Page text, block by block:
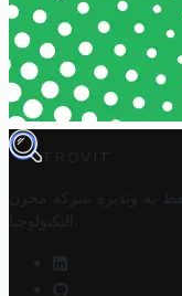
TROVIT
به وتديره
شركة مخزن
التكنولوجيا